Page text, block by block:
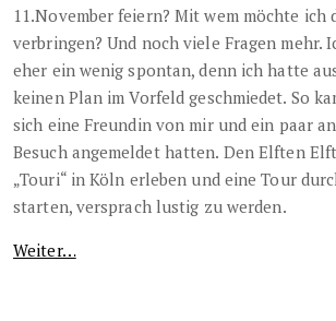
11.November feiern? Mit wem möchte ich
verbringen? Und noch viele Fragen mehr.
eher ein wenig spontan, denn ich hatte
keinen Plan im Vorfeld geschmiedet. So
sich eine Freundin von mir und ein paar
Besuch angemeldet hatten. Den Elften
„Touri“ in Köln erleben und eine Tour
starten, versprach lustig zu werden.
Weiter…